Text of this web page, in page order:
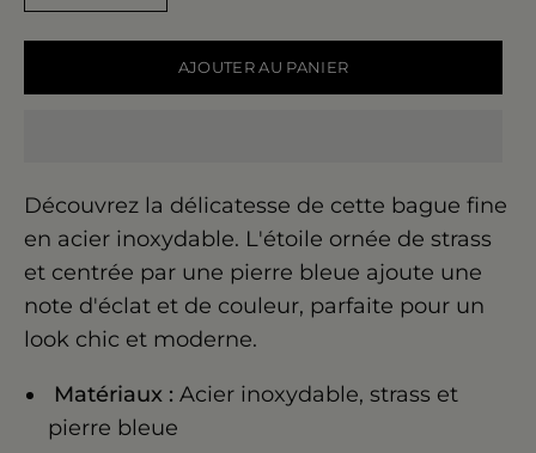
AJOUTER AU PANIER
Découvrez la délicatesse de cette bague fine
en acier inoxydable. L'étoile ornée de strass
et centrée par une pierre bleue ajoute une
note d'éclat et de couleur, parfaite pour un
look chic et moderne.
Matériaux : Acier inoxydable, strass et
pierre bleue